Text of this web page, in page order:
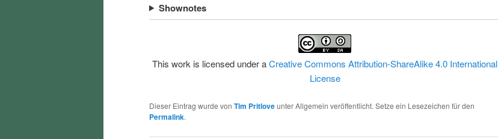
Shownotes
This work is licensed under aCreative Commons Attribution-ShareAlike 4.0 International
License
Dieser Eintrag wurde von Tim Pritloveunter Allgemein veröffentlicht. Setze ein Lesezeichen für den
Permalink.